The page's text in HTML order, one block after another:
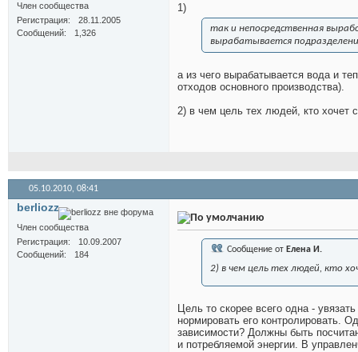
Член сообщества
Регистрация
28.11.2005
Сообщений
1,326
1)
так и непосредственная
вырабатывается
а из чего вырабатывается вода и
отходов основного производства).
2) в чем цель тех людей, кто
05.10.2010, 08:41
berliozz
Член сообщества
Регистрация
10.09.2007
Сообщений
184 Сообщение от Елена И.
2) в чем цель тех людей, кто
Цель то скорее всего одна -
нормировать его контролировать.
зависимости? Должны быть
и потребляемой энергии. В